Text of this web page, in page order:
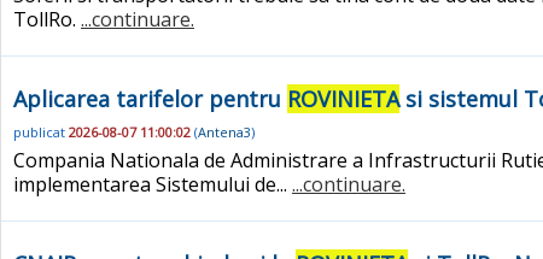
TollRo. ...continuare.
Aplicarea tarifelor pentru ROVINIETAsi sistemul
publicat 2026-08-07 11:00:02 (Antena3)
Compania Nationala de Administrare a Infrastructurii
implementarea Sistemului de... ...continuare.